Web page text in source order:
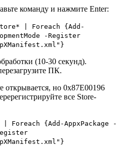
команду и нажмите Enter:
| Foreach {Add-
-Register
(10-30 секунд).
ПК.
открывается, но 0x87E00196
все Store-
Foreach {Add-AppxPackage -